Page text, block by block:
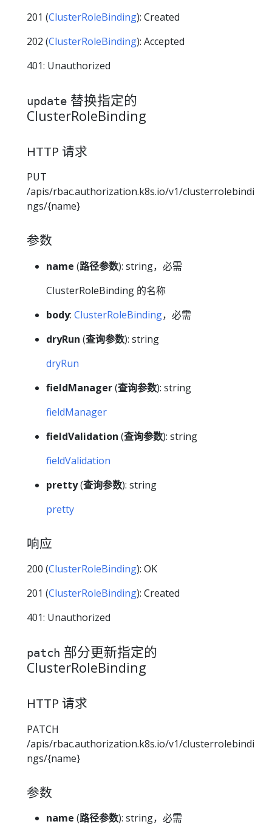
201 (ClusterRoleBinding): Created
202 (ClusterRoleBinding): Accepted
401: Unauthorized
update 替换指定的
ClusterRoleBinding
HTTP 请求
PUT
/apis/rbac.authorization.k8s.io/v1/clusterrolebindi
ngs/{name}
参数
name (路径参数): string，必需
ClusterRoleBinding 的名称
body: ClusterRoleBinding，必需
dryRun (查询参数): string
dryRun
fieldManager(查询参数): string
fieldManager
fieldValidation (查询参数): string
fieldValidation
pretty(查询参数): string
pretty
响应
200 (ClusterRoleBinding): OK
201 (ClusterRoleBinding): Created
401: Unauthorized
patch 部分更新指定的
ClusterRoleBinding
HTTP 请求
PATCH
/apis/rbac.authorization.k8s.io/v1/clusterrolebindi
ngs/{name}
参数
name (路径参数): string，必需